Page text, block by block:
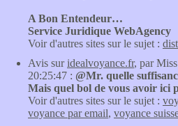
A Bon Entendeur…
Service Juridique WebAgency
Voir d'autres sites sur le sujet :
Avis suridealvoyance.fr, par
20:25:47 : @Mr. quelle
Mais quel bol de vous avoir ici
Voir d'autres sites sur le sujet :
voyance par email, voyance